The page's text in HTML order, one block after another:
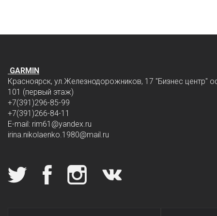
GARMIN
Красноярск, ул.Железнодорожников, 17 "Бизнес центр"
101 (первый этаж)
+7(391)296-85-99
+7(391)266-84-11
E-mail: rim61 @yandex.ru
irina.nikolaenko.1980@mail.ru
Мы в социальных сетях